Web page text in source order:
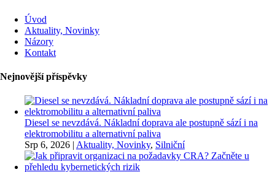
Úvod
Aktuality, Novinky
Názory
Kontakt
Nejnovější příspěvky
Diesel se nevzdává. Nákladní doprava ale postupně sází i na
elektromobilitu a alternativní paliva
Srp 6, 2026 | Aktuality, Novinky, Silniční